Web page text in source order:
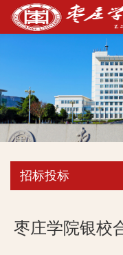
招标投标
枣庄学院银校